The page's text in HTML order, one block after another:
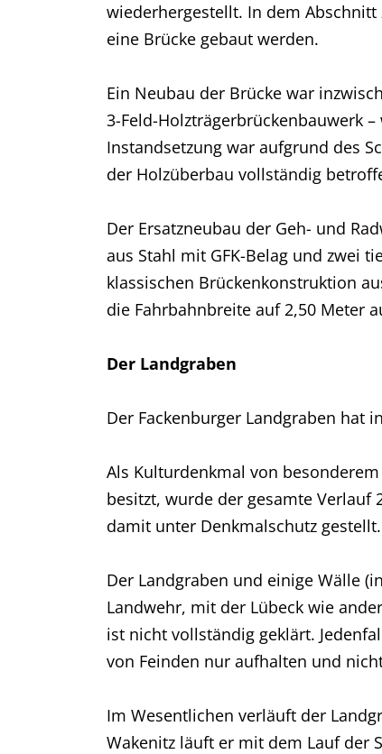
wiederhergestellt. In dem
eine Brücke gebaut werden.
Ein Neubau der Brücke war
3-Feld-Holzträgerbrückenbauwerk
Instandsetzung war aufgrund des
der Holzüberbau vollständig
Der Ersatzneubau der Geh- und
aus Stahl mit GFK-Belag und zwei
klassischen Brückenkonstruktion
die Fahrbahnbreite auf 2,50 Meter
Der Landgraben
Der Fackenburger Landgraben hat
Als Kulturdenkmal von
besitzt, wurde der gesamte Verlauf
damit unter Denkmalschutz gestellt.
Der Landgraben und einige Wälle
Landwehr, mit der Lübeck wie
ist nicht vollständig geklärt.
von Feinden nur aufhalten und
Im Wesentlichen verläuft der
Wakenitz läuft er mit dem Lauf der